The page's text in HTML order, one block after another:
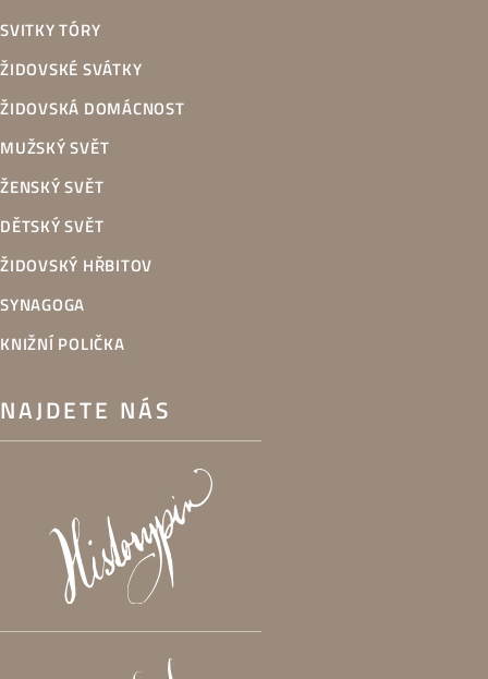
SVITKY TÓRY
ŽIDOVSKÉ SVÁTKY
ŽIDOVSKÁ DOMÁCNOST
MUŽSKÝ SVĚT
ŽENSKÝ SVĚT
DĚTSKÝ SVĚT
ŽIDOVSKÝ HŘBITOV
SYNAGOGA
KNIŽNÍ POLIČKA
NAJDETE NÁS